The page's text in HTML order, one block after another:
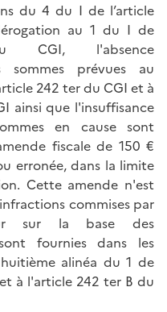
du 4 du I de l’article
au 1 du I de
CGI, l'absence
sommes prévues au
242 ter du CGI et à
ainsi que l'insuffisance
en cause sont
fiscale de 150 €
erronée, dans la limite
Cette amende n'est
commises par
sur la base des
fournies dans les
alinéa du 1 de
à l'article 242 ter B du